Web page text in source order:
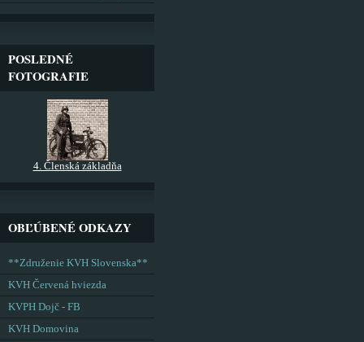
POSLEDNÉ
FOTOGRAFIE
4. Členská základňa
OBĽÚBENÉ ODKAZY
**Združenie KVH Slovenska**
KVH Červená hviezda
KVPH Dojč - FB
KVH Domovina